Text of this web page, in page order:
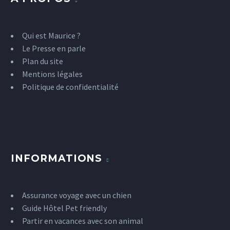
Qui est Maurice ?
Le Presse en parle
Plan du site
Mentions légales
Politique de confidentialité
INFORMATIONS
Assurance voyage avec un chien
Guide Hôtel Pet friendly
Partir en vacances avec son animal